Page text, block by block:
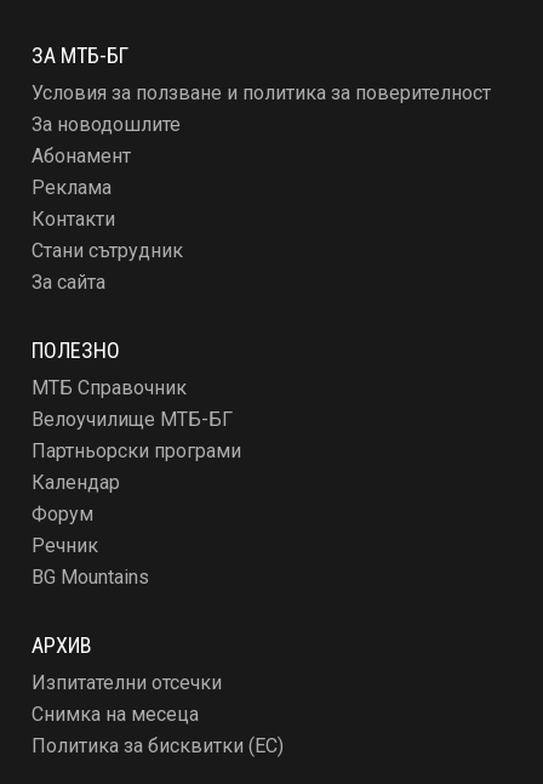
ЗА МТБ-БГ
Условия за ползване и политика за поверителност
За новодошлите
Абонамент
Реклама
Контакти
Стани сътрудник
За сайта
ПОЛЕЗНО
МТБ Справочник
Велоучилище МТБ-БГ
Партньорски програми
Календар
Форум
Речник
BG Mountains
АРХИВ
Изпитателни отсечки
Снимка на месеца
Политика за бисквитки (ЕС)